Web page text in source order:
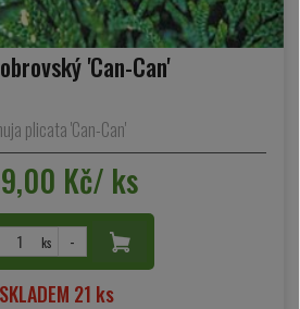
'Can-Can'
plicata 'Can-Can'
Kč/ ks
ks -
SKLADEM 21 ks